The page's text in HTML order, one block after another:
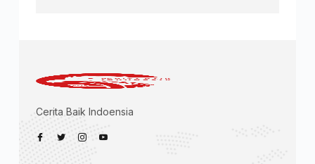
Cerita Baik Indoensia